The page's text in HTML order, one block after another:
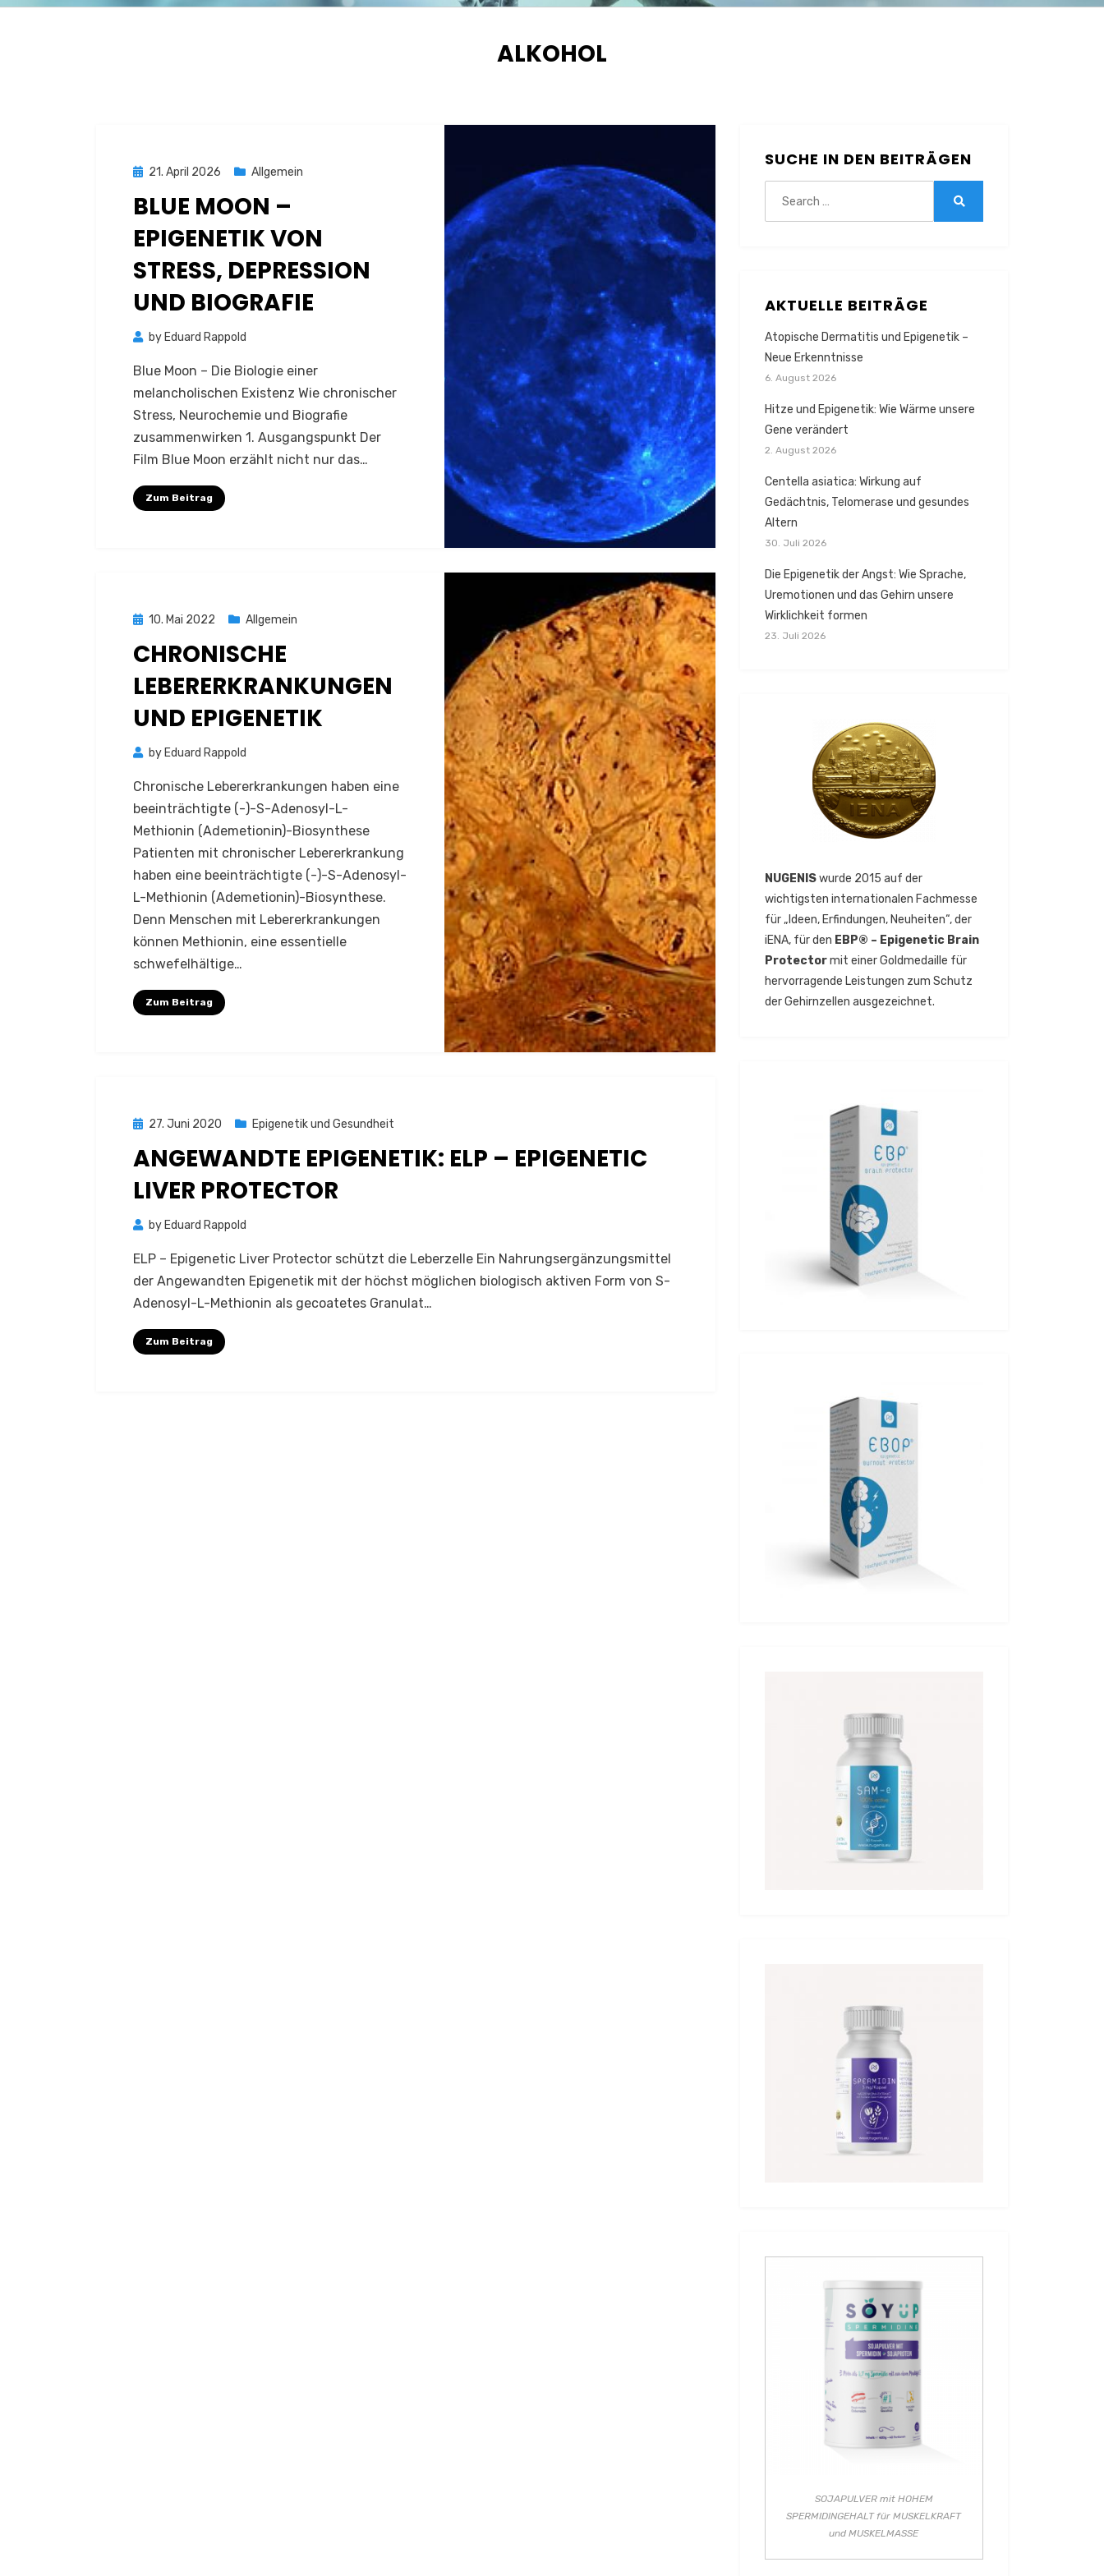
SCHLAGWORT
:
ALKOHOL
Posted
21. April 2026 Allgemein
BLUE MOON –
EPIGENETIK VON
STRESS, DEPRESSION
UND BIOGRAFIE
by Eduard Rappold
Blue Moon – Die Biologie einer
melancholischen Existenz Wie chronischer
Stress, Neurochemie und Biografie
zusammenwirken 1. Ausgangspunkt Der
Film Blue Moon erzählt nicht nur das…
Zum Beitrag
Posted
10. Mai 2022 Allgemein
CHRONISCHE
LEBERERKRANKUNGEN
UND EPIGENETIK
by Eduard Rappold
Chronische Lebererkrankungen haben eine
beeinträchtigte (-)-S-Adenosyl-L-
Methionin (Ademetionin)-Biosynthese
Patienten mit chronischer Lebererkrankung
haben eine beeinträchtigte (-)-S-Adenosyl-
L-Methionin (Ademetionin)-Biosynthese.
Denn Menschen mit Lebererkrankungen
können Methionin, eine essentielle
schwefelhältige…
Zum Beitrag
Posted
27. Juni 2020 Epigenetik und Gesundheit
ANGEWANDTE EPIGENETIK: ELP – EPIGENETIC
LIVER PROTECTOR
by Eduard Rappold
ELP – Epigenetic Liver Protector schützt die Leberzelle Ein Nahrungsergänzungsmittel
der Angewandten Epigenetik mit der höchst möglichen biologisch aktiven Form von S-
Adenosyl-L-Methionin als gecoatetes Granulat…
Zum Beitrag
SUCHE IN DEN BEITRÄGEN
AKTUELLE BEITRÄGE
Atopische Dermatitis und Epigenetik –
Neue Erkenntnisse
6. August 2026
Hitze und Epigenetik: Wie Wärme unsere
Gene verändert
2. August 2026
Centella asiatica: Wirkung auf
Gedächtnis, Telomerase und gesundes
Altern
30. Juli 2026
Die Epigenetik der Angst: Wie Sprache,
Uremotionen und das Gehirn unsere
Wirklichkeit formen
23. Juli 2026
NUGENISwurde 2015 auf der
wichtigsten internationalen Fachmesse
für „Ideen, Erfindungen, Neuheiten“, der
iENA, für den EBP® – Epigenetic Brain
Protectormit einer Goldmedaille für
hervorragende Leistungen zum Schutz
der Gehirnzellen ausgezeichnet.
SOJAPULVER mit HOHEM
SPERMIDINGEHALT für MUSKELKRAFT
und MUSKELMASSE